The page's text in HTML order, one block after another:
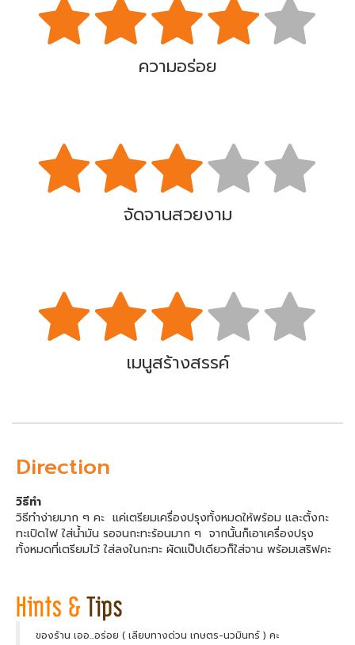
ความอร่อย
จัดจานสวยงาม
เมนูสร้างสรรค์
Direction
วิธีทำ
วิธีทำง่ายมาก ๆ คะ แค่เตรียมเครื่องปรุงทั้งหมดให้พร้อม และตั้งกะ
ทะเปิดไฟ ใส่น้ำมัน รอจนกะทะร้อนมาก ๆ จากนั้นก็เอาเครื่องปรุง
ทั้งหมดที่เตรียมไว้ ใส่ลงในกะทะ ผัดแป๊ปเดียวก็ใส่จาน พร้อมเสริฟคะ
ของร้าน เออ...อร่อย ( เลียบทางด่วน เกษตร-นวมินทร์ ) คะ